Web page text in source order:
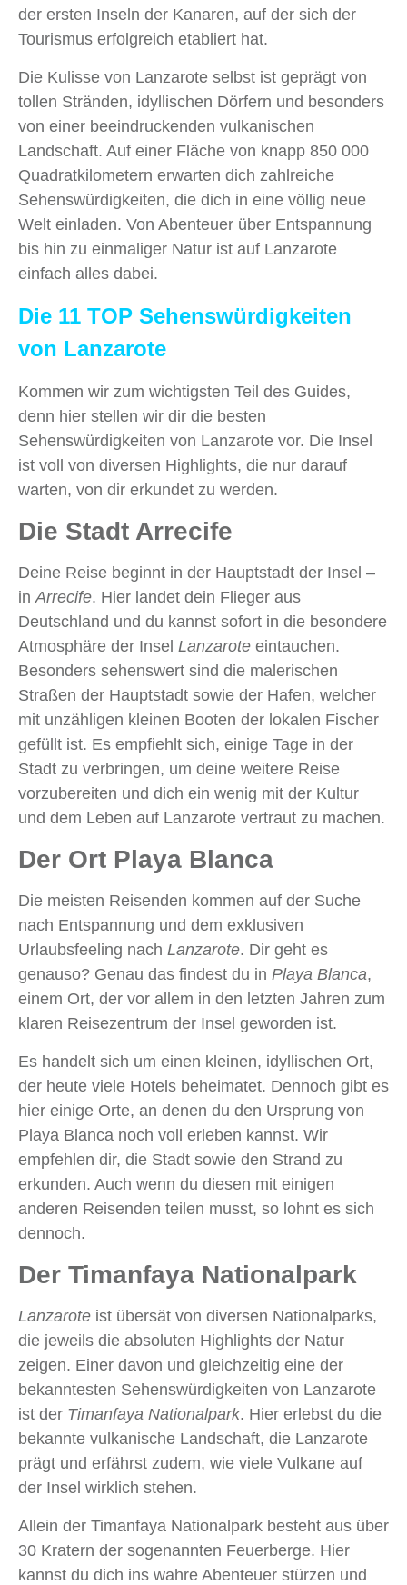
der ersten Inseln der Kanaren, auf der sich der
Tourismus erfolgreich etabliert hat.
Die Kulisse von Lanzarote selbst ist geprägt von
tollen Stränden, idyllischen Dörfern und besonders
von einer beeindruckenden vulkanischen
Landschaft. Auf einer Fläche von knapp 850 000
Quadratkilometern erwarten dich zahlreiche
Sehenswürdigkeiten, die dich in eine völlig neue
Welt einladen. Von Abenteuer über Entspannung
bis hin zu einmaliger Natur ist auf Lanzarote
einfach alles dabei.
Die 11 TOP Sehenswürdigkeiten
von Lanzarote
Kommen wir zum wichtigsten Teil des Guides,
denn hier stellen wir dir die besten
Sehenswürdigkeiten von Lanzarote vor. Die Insel
ist voll von diversen Highlights, die nur darauf
warten, von dir erkundet zu werden.
Die Stadt Arrecife
Deine Reise beginnt in der Hauptstadt der Insel –
in Arrecife. Hier landet dein Flieger aus
Deutschland und du kannst sofort in die besondere
Atmosphäre der Insel Lanzarote eintauchen.
Besonders sehenswert sind die malerischen
Straßen der Hauptstadt sowie der Hafen, welcher
mit unzähligen kleinen Booten der lokalen Fischer
gefüllt ist. Es empfiehlt sich, einige Tage in der
Stadt zu verbringen, um deine weitere Reise
vorzubereiten und dich ein wenig mit der Kultur
und dem Leben auf Lanzarote vertraut zu machen.
Der Ort Playa Blanca
Die meisten Reisenden kommen auf der Suche
nach Entspannung und dem exklusiven
Urlaubsfeeling nach Lanzarote. Dir geht es
genauso? Genau das findest du in Playa Blanca,
einem Ort, der vor allem in den letzten Jahren zum
klaren Reisezentrum der Insel geworden ist.
Es handelt sich um einen kleinen, idyllischen Ort,
der heute viele Hotels beheimatet. Dennoch gibt es
hier einige Orte, an denen du den Ursprung von
Playa Blanca noch voll erleben kannst. Wir
empfehlen dir, die Stadt sowie den Strand zu
erkunden. Auch wenn du diesen mit einigen
anderen Reisenden teilen musst, so lohnt es sich
dennoch.
Der Timanfaya Nationalpark
Lanzarote ist übersät von diversen Nationalparks,
die jeweils die absoluten Highlights der Natur
zeigen. Einer davon und gleichzeitig eine der
bekanntesten Sehenswürdigkeiten von Lanzarote
ist der Timanfaya Nationalpark. Hier erlebst du die
bekannte vulkanische Landschaft, die Lanzarote
prägt und erfährst zudem, wie viele Vulkane auf
der Insel wirklich stehen.
Allein der Timanfaya Nationalpark besteht aus über
30 Kratern der sogenannten Feuerberge. Hier
kannst du dich ins wahre Abenteuer stürzen und